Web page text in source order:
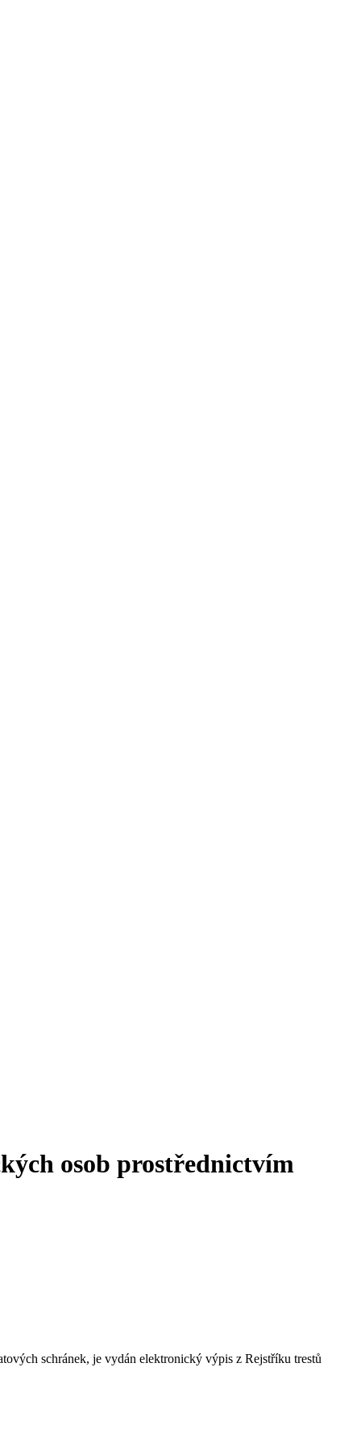
osob prostřednictvím
schránek, je vydán elektronický výpis z Rejstříku trestů